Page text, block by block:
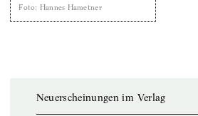
Foto: Hannes Hametner
Neuerscheinungen im Verlag